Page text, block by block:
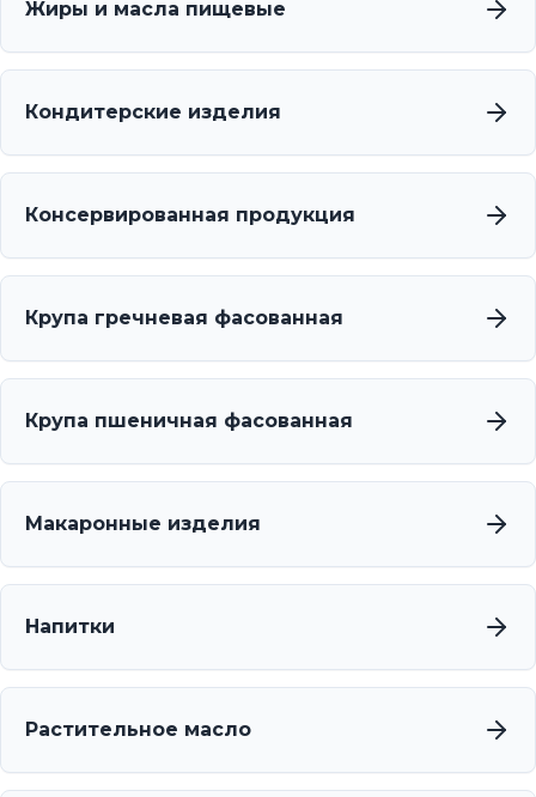
Жиры и масла пищевые
Кондитерские изделия
Консервированная продукция
Крупа гречневая фасованная
Крупа пшеничная фасованная
Макаронные изделия
Напитки
Растительное масло